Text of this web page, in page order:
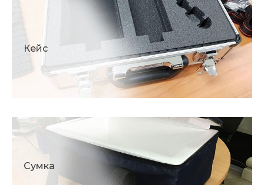
Кейс
Сумка